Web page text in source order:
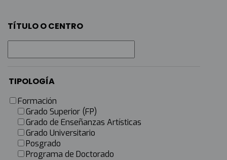
TÍTULO O CENTRO
TIPOLOGÍA
Formación
Grado Superior (FP)
Grado de Enseñanzas Artísticas
Grado Universitario
Posgrado
Programa de Doctorado